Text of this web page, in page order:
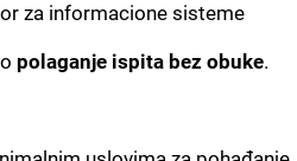
za informacione sisteme
polaganje ispita bez obuke.